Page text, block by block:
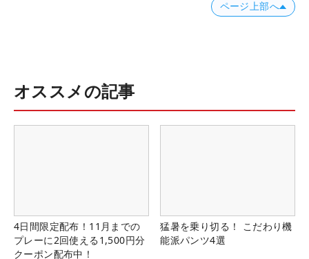
ページ上部へ
オススメの記事
4日間限定配布！11月までの
プレーに2回使える1,500円分
クーポン配布中！
猛暑を乗り切る！ こだわり機
能派パンツ4選